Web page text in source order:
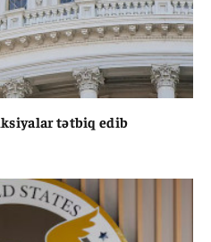
tətbiq edib